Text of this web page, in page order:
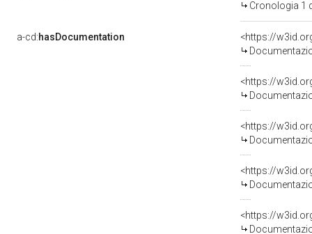
Cronologia 1
a-cd:hasDocumentation